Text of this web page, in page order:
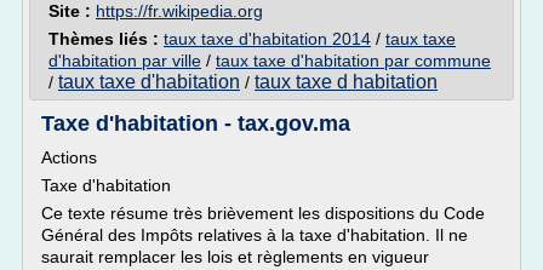
Site : https://fr.wikipedia.org
Thèmes liés : taux taxe d'habitation 2014 / taux taxe
d'habitation par ville / taux taxe d'habitation par commune
/ taux taxe d'habitation / taux taxe d habitation
Taxe d'habitation - tax.gov.ma
Actions
Taxe d'habitation
Ce texte résume très brièvement les dispositions du Code
Général des Impôts relatives à la taxe d'habitation. Il ne
saurait remplacer les lois et règlements en vigueur